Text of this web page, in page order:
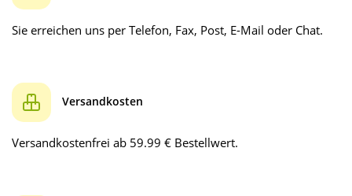
Sie erreichen uns per Telefon, Fax, Post, E-Mail oder Chat.
Versandkosten
Versandkostenfrei ab 59.99 € Bestellwert.